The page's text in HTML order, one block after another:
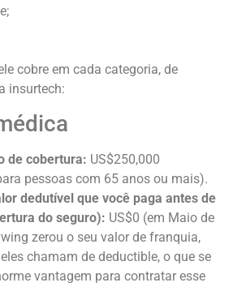
cobre em cada categoria, de
insurtech:
de cobertura: US$250,000
pessoas com 65 anos ou mais).
dedutível que você paga antes de
do seguro): US$0 (em Maio de
zerou o seu valor de franquia,
chamam de deductible, o que se
vantagem para contratar esse